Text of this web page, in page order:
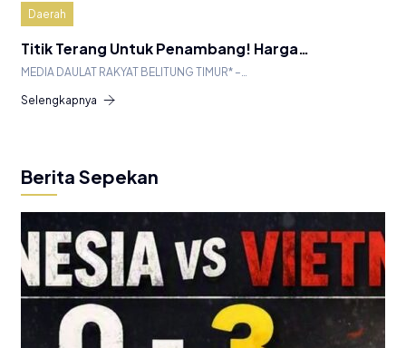
Daerah
Titik Terang Untuk Penambang! Harga…
MEDIA DAULAT RAKYAT BELITUNG TIMUR* –…
Selengkapnya
Berita Sepekan